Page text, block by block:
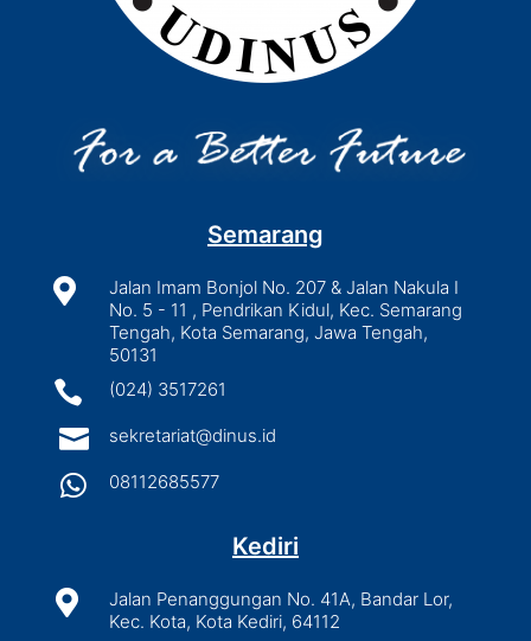
Semarang

Jalan Imam Bonjol No. 207 & Jalan Nakula I
No. 5 - 11 , Pendrikan Kidul, Kec. Semarang
Tengah, Kota Semarang, Jawa Tengah,
50131
 (024) 3517261
 sekretariat@dinus.id
 08112685577
Kediri

Jalan Penanggungan No. 41A, Bandar Lor,
Kec. Kota, Kota Kediri, 64112